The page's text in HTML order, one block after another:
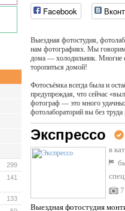
299
141
133
Facebook
Выездная фотостудия,
нам фотографиях. Мы говорим
дома — холодильник. Многие
торопиться домой!
Фотосъёмка всегда была и
предупреждая, что сейчас
фотограф — это много
фотолабораторий вы без
Экспрессо
в
7
Выездная фотостудия